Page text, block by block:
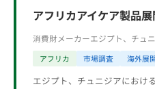
アフリカアイケア製品
消費財メーカーエジプト、チュ
アフリカ 市場調査 海外展
エジプト、チュニジアにおけ